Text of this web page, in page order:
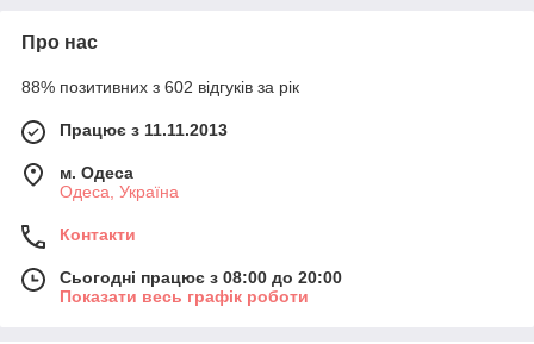
Про нас
88% позитивних з 602 відгуків за рік
Працює з 11.11.2013
м. Одеса
Одеса, Україна
Контакти
Сьогодні працює з 08:00 до 20:00
Показати весь графік роботи